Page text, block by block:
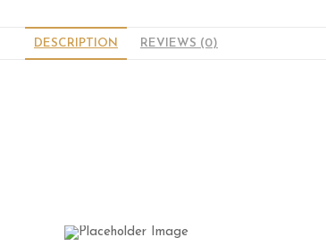
DESCRIPTION REVIEWS (0)